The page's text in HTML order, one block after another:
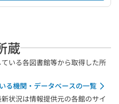
蔵
いる各図書館等から取得した所
る機関・データベースの一覧
状況は情報提供元の各館のサイ